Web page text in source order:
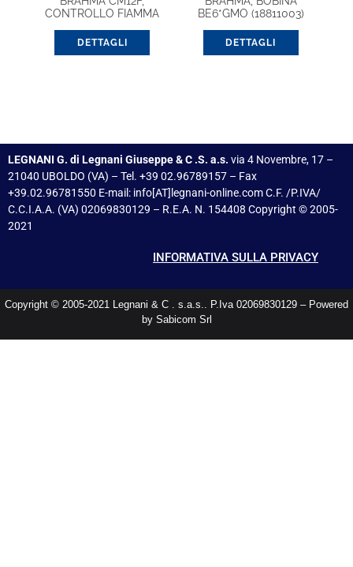
CONTROLLO FIAMMA
DETTAGLI
BE6*GMO (18811003)
DETTAGLI
LEGNANI G. di Legnani Giuseppe & C .S. a.s. via 4 Novembre, 17 –
21040 UBOLDO (VA) – Tel. +39 02.96789157 – Fax
+39.02.96781550 E-mail: info[AT]legnani-online.com C.F. /P.IVA/
C.C.I.A.A. (VA) 02069830129 – R.E.A. N. 154408 Copyright © 2005-
2021
INFORMATIVA SULLA PRIVACY
Copyright © 2005-2021 Legnani & C . s.a.s.. P.Iva 02069830129 – Powered
by Sabicom Srl